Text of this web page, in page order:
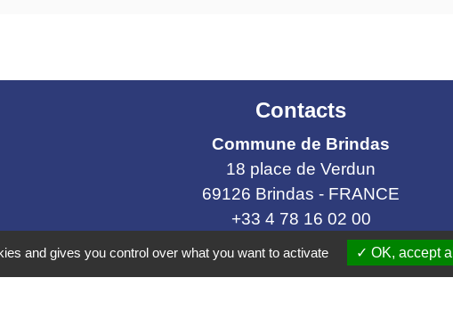
Contacts
Commune de Brindas
18 place de Verdun
69126 Brindas - FRANCE
+33 4 78 16 02 00
Contact par mail
and gives you control over what you want to activate OK, accept all